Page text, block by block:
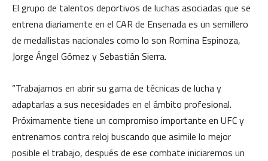
El grupo de talentos deportivos de luchas asociadas que se
entrena diariamente en el CAR de Ensenada es un semillero
de medallistas nacionales como lo son Romina Espinoza,
Jorge Ángel Gómez y Sebastián Sierra.
“Trabajamos en abrir su gama de técnicas de lucha y
adaptarlas a sus necesidades en el ámbito profesional.
Próximamente tiene un compromiso importante en UFC y
entrenamos contra reloj buscando que asimile lo mejor
posible el trabajo, después de ese combate iniciaremos un